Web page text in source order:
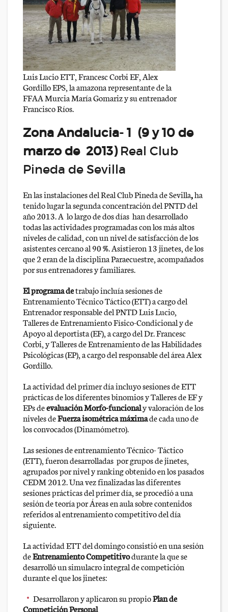
Luis Lucio ETT, Francesc Corbi EF, Alex
Gordillo EPS, la amazona representante de la
FFAA Murcia María Gomariz y su entrenador
Francisco Ríos.
Zona Andalucia- 1 (9 y 10 de
marzo de 2013) Real Club
Pineda de Sevilla
En las instalaciones del Real Club Pineda de Sevilla,ha
tenido lugar la segunda concentración del PNTD del
año 2013. A lo largo de dos días han desarrollado
todas las actividades programadas con los más altos
niveles de calidad, con un nivel de satisfacción de los
asistentes cercano al 90 %. Asistieron 13 jinetes, de los
que 2 eran de la disciplina Paraecuestre, acompañados
por sus entrenadores y familiares.
El programa detrabajo incluía sesiones de
Entrenamiento Técnico Táctico (ETT) a cargo del
Entrenador responsable del PNTD Luis Lucio,
Talleres de Entrenamiento Físico-Condicional y de
Apoyo al deportista (EF), a cargo del Dr. Francesc
Corbi, y Talleres de Entrenamiento de las Habilidades
Psicológicas (EP), a cargo del responsable del área Alex
Gordillo.
La actividad del primer día incluyo sesiones de ETT
prácticas de los diferentes binomios y Talleres de EF y
EPs deevaluación Morfo-funcionaly valoración de los
niveles deFuerza isométrica máximade cada uno de
los convocados (Dinamómetro).
Las sesiones de entrenamiento Técnico- Táctico
(ETT), fueron desarrolladas por grupos de jinetes,
agrupados por nivel y ranking obtenido en los pasados
CEDM 2012. Una vez finalizadas las diferentes
sesiones prácticas del primer día, se procedió a una
sesión de teoría por Áreas en aula sobre contenidos
referidos al entrenamiento competitivo del día
siguiente.
La actividad ETT del domingo consistió en una sesión
deEntrenamiento Competitivodurante la que se
desarrolló un simulacro integral de competición
durante el que los jinetes:
Desarrollaron y aplicaron su propioPlan de
Competición Personal